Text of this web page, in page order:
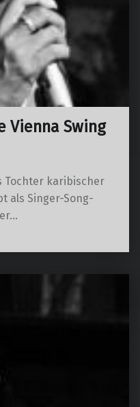
Vienna Swing
Tochter karibischer
als Singer-Song-